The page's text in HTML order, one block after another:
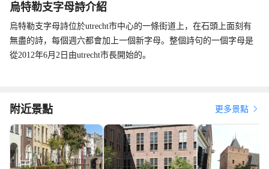
烏特勒支字母詩介紹
烏特勒支字母詩位於utrecht市中心的一條街道上，在石頭上面刻有
無盡的詩，每個週六都會加上一個新字母。整個詩句的一個字母是
從2012年6月2日由utrecht市長開始的。
附近景點 更多景點